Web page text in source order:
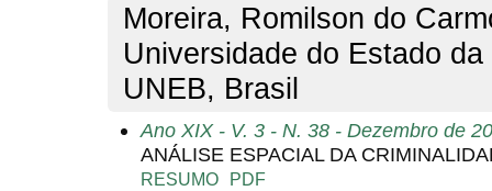
Moreira, Romilson do
Universidade do Estado da
UNEB, Brasil
Ano XIX - V. 3 - N. 38 - Dezembro de
ANÁLISE ESPACIAL DA
RESUMO PDF